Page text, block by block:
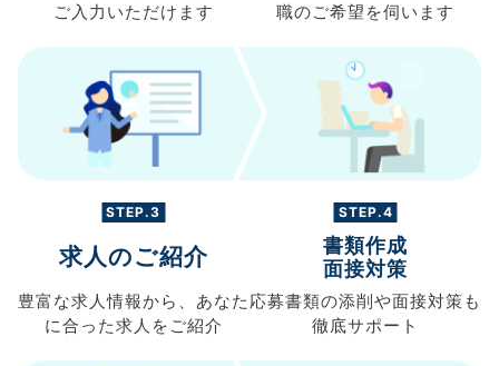
ご入力 いただけます
職のご希望を伺います
STEP.3
求人のご紹介
豊富な求人情報から、 あなた
に合った求人を ご紹介
STEP.4
書類作成
面接対策
応募書類の添削や面接対策も
徹底サポート